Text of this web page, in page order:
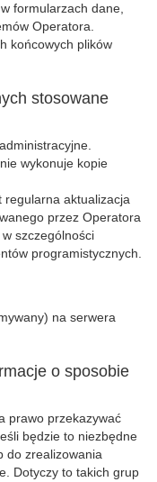
formularzach dane,
Operatora.
końcowych plików
stosowane
wykonuje kopie
aktualizacja
przez Operatora
szczególności
programistycznych.
na serwera
o sposobie
prawo przekazywać
będzie to niezbędne
do zrealizowania
Dotyczy to takich grup